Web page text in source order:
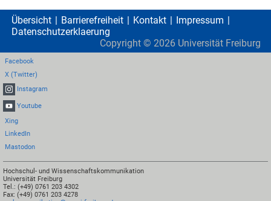
Übersicht Barrierefreiheit Kontakt
Impressum
Datenschutzerklaerung
Copyright © 2026 Universität Freiburg
Facebook
X (Twitter)
Instagram
Youtube
Xing
LinkedIn
Mastodon
Hochschul- und Wissenschaftskommunikation
Universität Freiburg
Tel.: (+49) 0761 203 4302
Fax: (+49) 0761 203 4278